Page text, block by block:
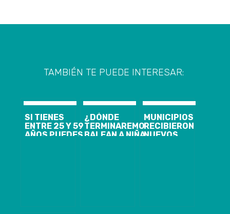
TAMBIÉN TE PUEDE INTERESAR:
SI TIENES
ENTRE 25 Y 59
AÑOS PUEDES
¿DÓNDE
TERMINAREMOS?
BALEAN A NIÑA
MUNICIPIOS
RECIBIERON
NUEVOS